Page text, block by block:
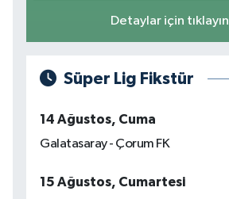
Detaylar için tıklayın
Süper Lig Fikstür
14 Ağustos, Cuma
Galatasaray - Çorum FK
15 Ağustos, Cumartesi